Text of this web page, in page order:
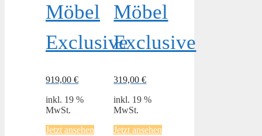
Möbel
Exclusive
919,00 €
inkl. 19 %
MwSt.
Jetzt ansehen
Möbel
Exclusive
319,00€
inkl. 19 %
MwSt.
Jetzt ansehen